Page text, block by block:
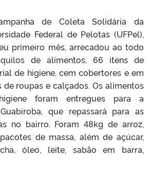
de Coleta Solidária da
Federal de Pelotas (UFPel),
primeiro mês, arrecadou ao todo
de alimentos, 66 itens de
de higiene, cem cobertores e em
roupas e calçados. Os alimentos
foram entregues para a
que repassará para as
no bairro. Foram 48kg de arroz,
de massa, além de açúcar,
óleo, leite, sabão em barra,